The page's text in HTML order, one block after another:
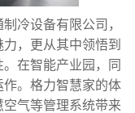
冷设备有限公司，
，更从其中领悟到
在智能产业园，同
。格力智慧家的体
气等管理系统带来